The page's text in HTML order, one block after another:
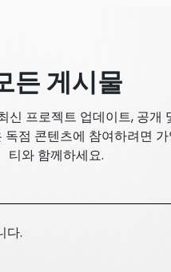
든 게시물
신 프로젝트 업데이트, 공개
점 콘텐츠에 참여하려면
티와 함께하세요.
다.